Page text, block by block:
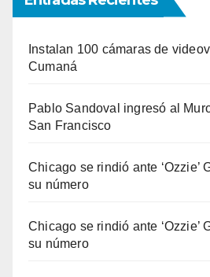
Instalan 100 cámaras de
Cumaná
Pablo Sandoval ingresó al
San Francisco
Chicago se rindió ante ‘Ozzie’
su número
Chicago se rindió ante ‘Ozzie’
su número